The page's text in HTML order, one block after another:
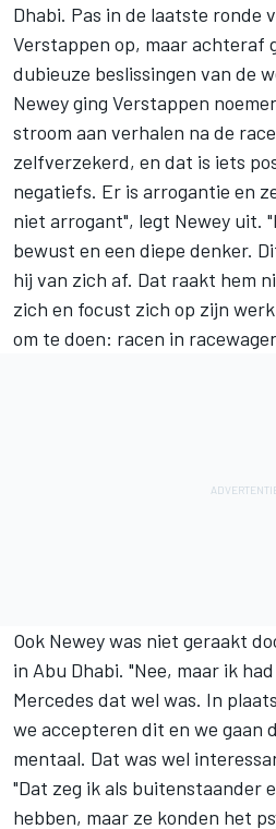
Dhabi. Pas in de laatste ronde
Verstappen op, maar achteraf
dubieuze beslissingen van de
Newey ging Verstappen
stroom aan verhalen na de
zelfverzekerd, en dat is iets
negatiefs. Er is arrogantie en
niet arrogant", legt Newey uit.
bewust en een diepe denker.
hij van zich af. Dat raakt hem
zich en focust zich op zijn
om te doen: racen in
Ook Newey was niet geraakt
in Abu Dhabi. "Nee, maar ik
Mercedes dat wel was. In
we accepteren dit en we gaan
mentaal. Dat was wel
"Dat zeg ik als buitenstaander
hebben, maar ze konden het